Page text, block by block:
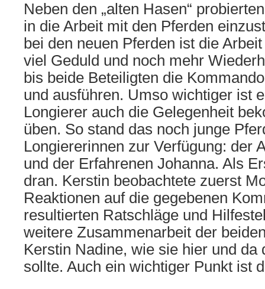
Neben den „alten Hasen“
in die Arbeit mit den Pferden
bei den neuen Pferden ist die
viel Geduld und noch mehr
bis beide Beteiligten die
und ausführen. Umso wichtiger ist
Longierer auch die Gelegenheit
üben. So stand das noch junge
Longiererinnen zur Verfügung: der
und der Erfahrenen Johanna. Als
dran. Kerstin beobachtete zuerst
Reaktionen auf die gegebenen
resultierten Ratschläge und
weitere Zusammenarbeit der
Kerstin Nadine, wie sie hier und da
sollte. Auch ein wichtiger Punkt ist